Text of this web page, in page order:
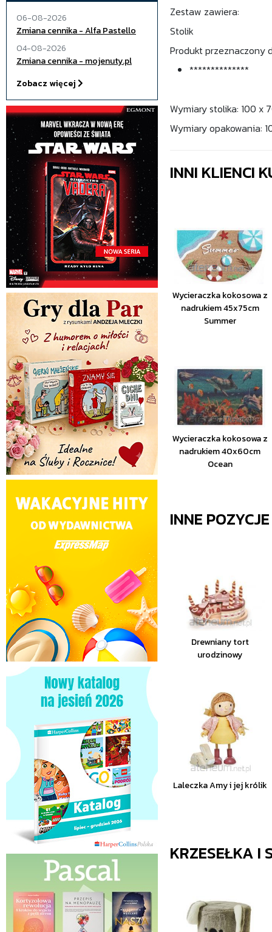
06-08-2026
Zmiana cennika - Alfa Pastello
04-08-2026
Zmiana cennika - mojenuty.pl
Zobacz więcej
Zestaw zawiera:
Stolik
Produkt przeznaczony
**************
Wymiary stolika: 100 x
Wymiary opakowania:
INNI KLIENCI
Wycieraczka kokosowa z
nadrukiem 45x75cm
Summer
Wycieraczka kokosowa z
nadrukiem 40x60cm
Ocean
INNE
Drewniany tort
urodzinowy
Laleczka Amy i jej królik
KRZESEŁKA I